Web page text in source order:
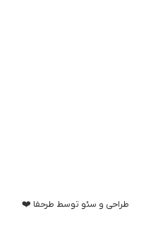
طراحی و سئو توسط طرحفا ❤️